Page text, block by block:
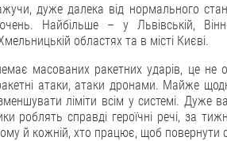
дуже далека від нормального
Найбільше – у Львівській,
областях та в місті Києві.
масованих ракетних ударів, це
атаки, атаки дронами. Майже
ліміти всім у системі.
роблять справді героїчні речі, за
й кожній, хто працює, щоб повернути